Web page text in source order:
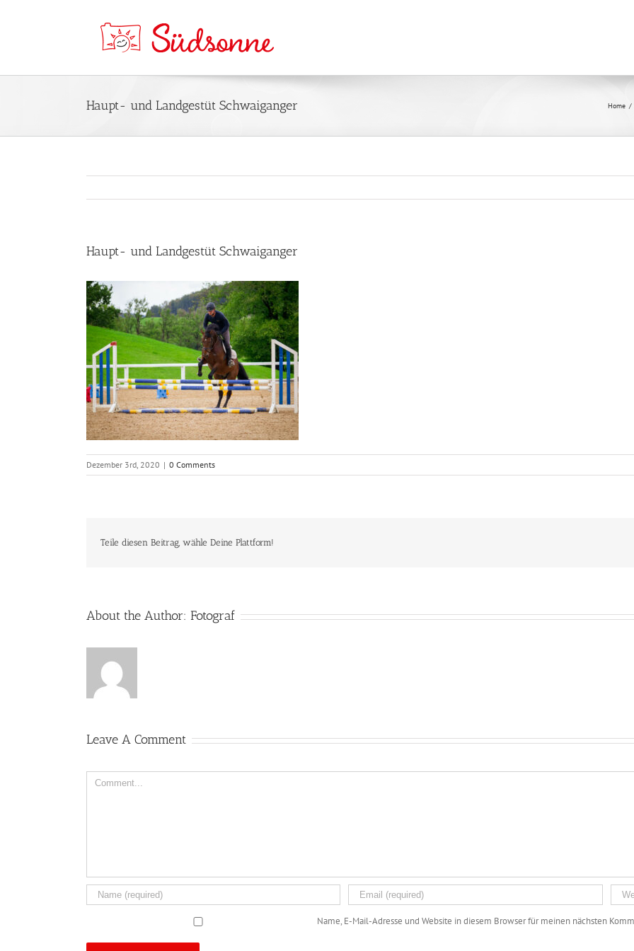
Haupt- und Landgestüt Schwaiganger Home /
Haupt- und Landgestüt Schwaiganger
Dezember 3rd, 2020 | 0 Comments
Teile diesen Beitrag, wähle Deine Plattform!
About the Author: Fotograf
Leave A Comment
Comment
Name, E-Mail-Adresse und Website in diesem Browser für meinen nächsten